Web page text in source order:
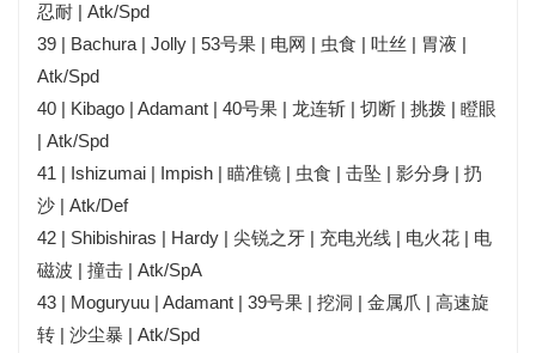
忍耐 | Atk/Spd
39 | Bachura | Jolly | 53号果 | 电网 | 虫食 | 吐丝 | 胃液 |
Atk/Spd
40 | Kibago | Adamant | 40号果 | 龙连斩 | 切断 | 挑拨 | 瞪眼
| Atk/Spd
41 | Ishizumai | Impish | 瞄准镜 | 虫食 | 击坠 | 影分身 | 扔
沙 | Atk/Def
42 | Shibishiras | Hardy | 尖锐之牙 | 充电光线 | 电火花 | 电
磁波 | 撞击 | Atk/SpA
43 | Moguryuu | Adamant | 39号果 | 挖洞 | 金属爪 | 高速旋
转 | 沙尘暴 | Atk/Spd